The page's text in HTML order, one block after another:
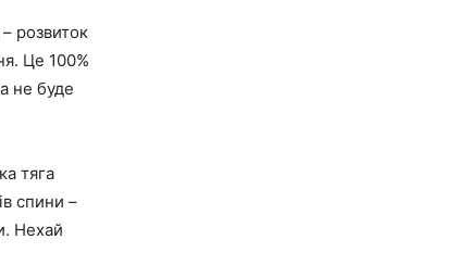
розвиток
Це 100%
не буде
тяга
спини –
Нехай